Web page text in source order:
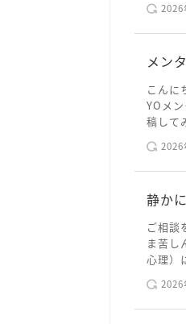
2026
メン
こんに
YOメ
稿して
2026
静か
ご相談
ま苦し
心理）
2026